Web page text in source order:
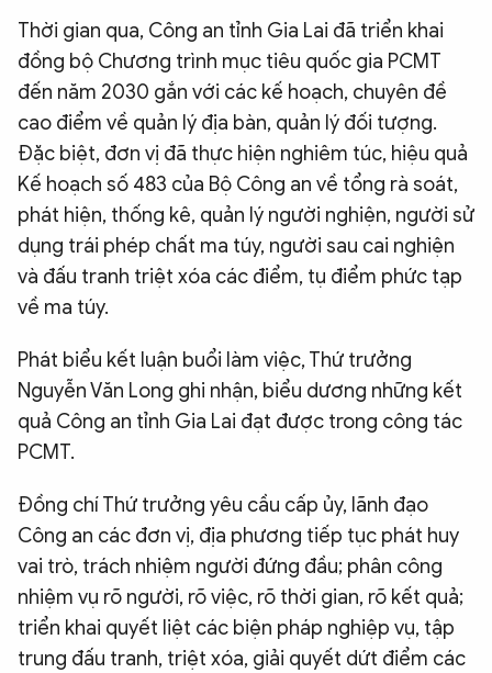
Thời gian qua, Công an tỉnh Gia Lai đã triển khai
đồng bộ Chương trình mục tiêu quốc gia PCMT
đến năm 2030 gắn với các kế hoạch, chuyên đề
cao điểm về quản lý địa bàn, quản lý đối tượng.
Đặc biệt, đơn vị đã thực hiện nghiêm túc, hiệu quả
Kế hoạch số 483 của Bộ Công an về tổng rà soát,
phát hiện, thống kê, quản lý người nghiện, người sử
dụng trái phép chất ma túy, người sau cai nghiện
và đấu tranh triệt xóa các điểm, tụ điểm phức tạp
về ma túy.
Phát biểu kết luận buổi làm việc, Thứ trưởng
Nguyễn Văn Long ghi nhận, biểu dương những kết
quả Công an tỉnh Gia Lai đạt được trong công tác
PCMT.
Đồng chí Thứ trưởng yêu cầu cấp ủy, lãnh đạo
Công an các đơn vị, địa phương tiếp tục phát huy
vai trò, trách nhiệm người đứng đầu; phân công
nhiệm vụ rõ người, rõ việc, rõ thời gian, rõ kết quả;
triển khai quyết liệt các biện pháp nghiệp vụ, tập
trung đấu tranh, triệt xóa, giải quyết dứt điểm các